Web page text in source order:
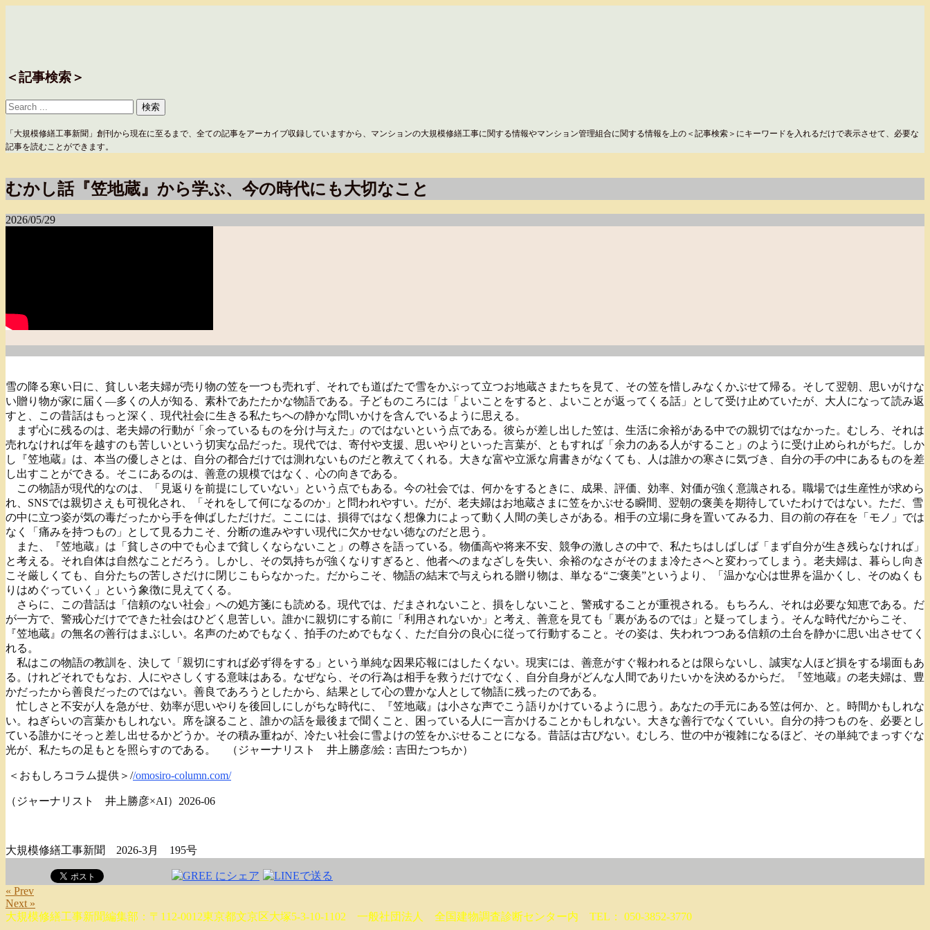
＜記事検索＞
「大規模修繕工事新聞」創刊から現在に至るまで、全ての記事をアーカイブ収録していますから、マンションの大規模修繕工事に関する情報やマンション管理組合に関する情報を上の＜記事検索＞にキーワードを入れるだけで表示させて、必要な
記事を読むことができます。
むかし話『笠地蔵』から学ぶ、今の時代にも大切なこと
2026/05/29
雪の降る寒い日に、貧しい老夫婦が売り物の笠を一つも売れず、それでも道ばたで雪をかぶって立つお地蔵さまたちを見て、その笠を惜しみなくかぶせて帰る。そして翌朝、思いがけな
い贈り物が家に届く―多くの人が知る、素朴であたたかな物語である。子どものころには「よいことをすると、よいことが返ってくる話」として受け止めていたが、大人になって読み返
すと、この昔話はもっと深く、現代社会に生きる私たちへの静かな問いかけを含んでいるように思える。
まず心に残るのは、老夫婦の行動が「余っているものを分け与えた」のではないという点である。彼らが差し出した笠は、生活に余裕がある中での親切ではなかった。むしろ、それは
売れなければ年を越すのも苦しいという切実な品だった。現代では、寄付や支援、思いやりといった言葉が、ともすれば「余力のある人がすること」のように受け止められがちだ。しか
し『笠地蔵』は、本当の優しさとは、自分の都合だけでは測れないものだと教えてくれる。大きな富や立派な肩書きがなくても、人は誰かの寒さに気づき、自分の手の中にあるものを差
し出すことができる。そこにあるのは、善意の規模ではなく、心の向きである。
この物語が現代的なのは、「見返りを前提にしていない」という点でもある。今の社会では、何かをするときに、成果、評価、効率、対価が強く意識される。職場では生産性が求めら
れ、SNSでは親切さえも可視化され、「それをして何になるのか」と問われやすい。だが、老夫婦はお地蔵さまに笠をかぶせる瞬間、翌朝の褒美を期待していたわけではない。ただ、雪
の中に立つ姿が気の毒だったから手を伸ばしただけだ。ここには、損得ではなく想像力によって動く人間の美しさがある。相手の立場に身を置いてみる力、目の前の存在を「モノ」では
なく「痛みを持つもの」として見る力こそ、分断の進みやすい現代に欠かせない徳なのだと思う。
また、『笠地蔵』は「貧しさの中でも心まで貧しくならないこと」の尊さを語っている。物価高や将来不安、競争の激しさの中で、私たちはしばしば「まず自分が生き残らなければ」
と考える。それ自体は自然なことだろう。しかし、その気持ちが強くなりすぎると、他者へのまなざしを失い、余裕のなさがそのまま冷たさへと変わってしまう。老夫婦は、暮らし向き
こそ厳しくても、自分たちの苦しさだけに閉じこもらなかった。だからこそ、物語の結末で与えられる贈り物は、単なる“ご褒美”というより、「温かな心は世界を温かくし、そのぬくも
りはめぐっていく」という象徴に見えてくる。
さらに、この昔話は「信頼のない社会」への処方箋にも読める。現代では、だまされないこと、損をしないこと、警戒することが重視される。もちろん、それは必要な知恵である。だ
が一方で、警戒心だけでできた社会はひどく息苦しい。誰かに親切にする前に「利用されないか」と考え、善意を見ても「裏があるのでは」と疑ってしまう。そんな時代だからこそ、
『笠地蔵』の無名の善行はまぶしい。名声のためでもなく、拍手のためでもなく、ただ自分の良心に従って行動すること。その姿は、失われつつある信頼の土台を静かに思い出させてく
れる。
私はこの物語の教訓を、決して「親切にすれば必ず得をする」という単純な因果応報にはしたくない。現実には、善意がすぐ報われるとは限らないし、誠実な人ほど損をする場面もあ
る。けれどそれでもなお、人にやさしくする意味はある。なぜなら、その行為は相手を救うだけでなく、自分自身がどんな人間でありたいかを決めるからだ。『笠地蔵』の老夫婦は、豊
かだったから善良だったのではない。善良であろうとしたから、結果として心の豊かな人として物語に残ったのである。
忙しさと不安が人を急がせ、効率が思いやりを後回しにしがちな時代に、『笠地蔵』は小さな声でこう語りかけているように思う。あなたの手元にある笠は何か、と。時間かもしれな
い。ねぎらいの言葉かもしれない。席を譲ること、誰かの話を最後まで聞くこと、困っている人に一言かけることかもしれない。大きな善行でなくていい。自分の持つものを、必要とし
ている誰かにそっと差し出せるかどうか。その積み重ねが、冷たい社会に雪よけの笠をかぶせることになる。昔話は古びない。むしろ、世の中が複雑になるほど、その単純でまっすぐな
光が、私たちの足もとを照らすのである。 （ジャーナリスト 井上勝彦/絵：吉田たつちか）
＜おもしろコラム提供＞//omosiro-column.com/
（ジャーナリスト 井上勝彦×AI）2026-06
大規模修繕工事新聞 2026-3月 195号
« Prev
Next »
大規模修繕工事新聞編集部：〒112-0012東京都文京区大塚5-3-10-1102 一般社団法人 全国建物調査診断センター内 TEL： 050-3852-3770